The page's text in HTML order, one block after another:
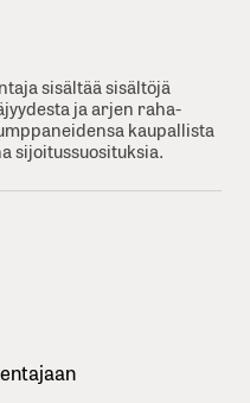
sisältää sisältöjä
ja arjen raha-
kaupallista
sijoitussuosituksia.